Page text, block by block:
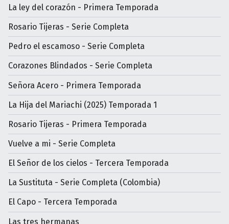
La ley del corazón - Primera Temporada
Rosario Tijeras - Serie Completa
Pedro el escamoso - Serie Completa
Corazones Blindados - Serie Completa
Señora Acero - Primera Temporada
La Hija del Mariachi (2025) Temporada 1
Rosario Tijeras - Primera Temporada
Vuelve a mi - Serie Completa
El Señor de los cielos - Tercera Temporada
La Sustituta - Serie Completa (Colombia)
El Capo - Tercera Temporada
Las tres hermanas